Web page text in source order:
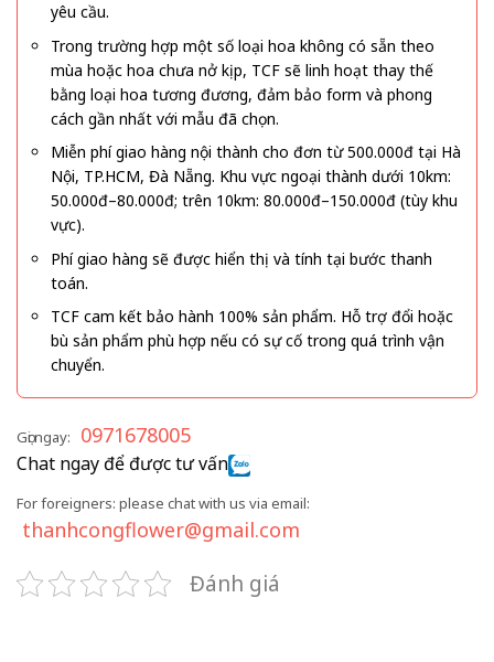
yêu cầu.
Trong trường hợp một số loại hoa không có sẵn theo
mùa hoặc hoa chưa nở kịp, TCF sẽ linh hoạt thay thế
bằng loại hoa tương đương, đảm bảo form và phong
cách gần nhất với mẫu đã chọn.
Miễn phí giao hàng nội thành cho đơn từ 500.000đ tại Hà
Nội, TP.HCM, Đà Nẵng. Khu vực ngoại thành dưới 10km:
50.000đ–80.000đ; trên 10km: 80.000đ–150.000đ (tùy khu
vực).
Phí giao hàng sẽ được hiển thị và tính tại bước thanh
toán.
TCF cam kết bảo hành 100% sản phẩm. Hỗ trợ đổi hoặc
bù sản phẩm phù hợp nếu có sự cố trong quá trình vận
chuyển.
Gọi ngay: 0971678005
Chat ngay để được tư vấn
For foreigners: please chat with us via email:
thanhcongflower@gmail.com
Đánh giá